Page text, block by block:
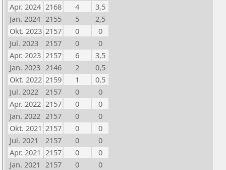
Apr. 2024 2168 4
3,5
Jan. 2024 2155 5
2,5
Okt. 2023 2157 0
0
Jul. 2023
2157 0
0
Apr. 2023 2157 6
3,5
Jan. 2023 2146 2
0,5
Okt. 2022 2159 1
0,5
Jul. 2022
2157 0
0
Apr. 2022 2157 0
0
Jan. 2022 2157 0
0
Okt. 2021 2157 0
0
Jul. 2021
2157 0
0
Apr. 2021 2157 0
0
Jan. 2021 2157 0
0